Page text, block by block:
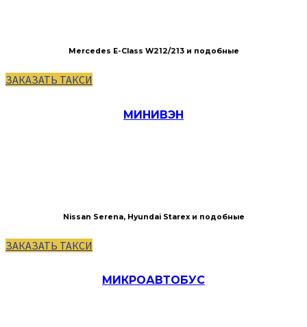
Mercedes E-Сlass W212/213 и подобные
ЗАКАЗАТЬ ТАКСИ
МИНИВЭН
Nissan Serena, Hyundai Starex и подобные
ЗАКАЗАТЬ ТАКСИ
МИКРОАВТОБУС